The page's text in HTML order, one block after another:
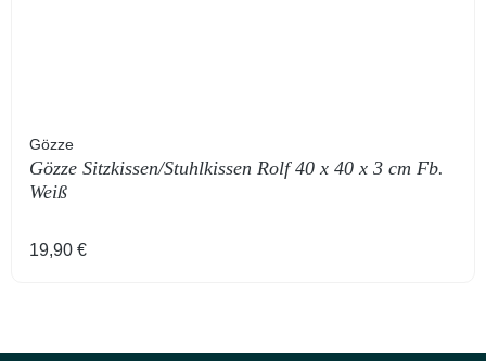
Gözze
Gözze Sitzkissen/Stuhlkissen Rolf 40 x 40 x 3 cm Fb.
Weiß
Regulärer Preis:
19,90 €